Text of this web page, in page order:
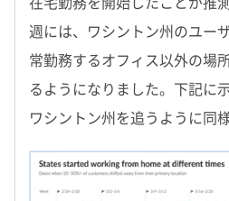
週には、ワシントン州のユー
常勤務するオフィス以外の場
るようになりました。下記に
ワシントン州を追うように同